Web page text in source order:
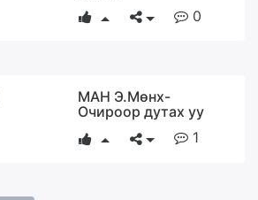
0
МАН Э.Мөнх-
Очироор дутах уу
1